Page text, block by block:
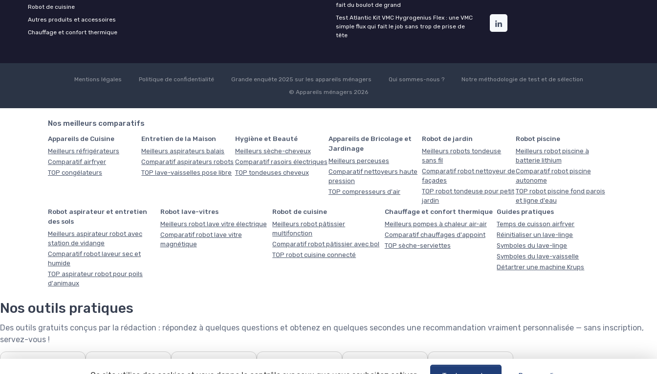
Robot de cuisine
Autres produits et accessoires
Chauffage et confort thermique
fait du boulot de grand
Test Atlantic Kit VMC Hygrogenius Flex : une VMC
simple flux qui fait le job sans trop de prise de
tête
Mentions légales Politique de confidentialité Grande enquête 2025 sur les appareils ménagers Qui sommes-nous ?
Notre méthodologie de test et de sélection
© Appareils ménagers 2026
Nos meilleurs comparatifs
Appareils de Cuisine
Meilleurs réfrigérateurs
Comparatif airfryer
TOP congélateurs
Entretien de la Maison
Meilleurs aspirateurs balais
Comparatif aspirateurs robots
TOP lave-vaisselles pose libre
Hygiène et Beauté
Meilleurs sèche-cheveux
Comparatif rasoirs électriques
TOP tondeuses cheveux
Appareils de Bricolage et
Jardinage
Meilleurs perceuses
Comparatif nettoyeurs haute
pression
TOP compresseurs d'air
Robot de jardin
Meilleurs robots tondeuse
sans fil
Comparatif robot nettoyeur de
façades
TOP robot tondeuse pour petit
jardin
Robot piscine
Meilleurs robot piscine à
batterie lithium
Comparatif robot piscine
autonome
TOP robot piscine fond parois
et ligne d'eau
Robot aspirateur et entretien
des sols
Meilleurs aspirateur robot avec
station de vidange
Comparatif robot laveur sec et
humide
TOP aspirateur robot pour poils
d'animaux
Robot lave-vitres
Meilleurs robot lave vitre électrique
Comparatif robot lave vitre
magnétique
Robot de cuisine
Meilleurs robot pâtissier
multifonction
Comparatif robot pâtissier avec bol
TOP robot cuisine connecté
Chauffage et confort thermique
Meilleurs pompes à chaleur air-air
Comparatif chauffages d'appoint
TOP sèche-serviettes
Guides pratiques
Temps de cuisson airfryer
Réinitialiser un lave-linge
Symboles du lave-linge
Symboles du lave-vaisselle
Détartrer une machine Krups
Nos outils pratiques
Des outils gratuits conçus par la rédaction : répondez à quelques questions et obtenez en quelques secondes une recommandation vraiment personnalisée — sans inscription,
servez-vous !
❄️ 🧺 🌱 🧹 🍽️ 🏊